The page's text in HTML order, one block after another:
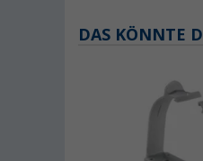
DAS KÖNNTE